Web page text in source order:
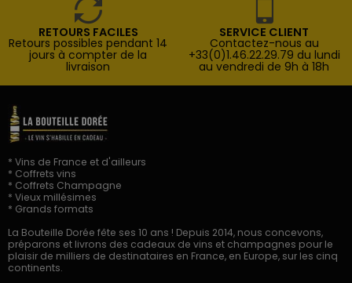
RETOURS FACILES
Retours possibles pendant 14
jours à compter de la
livraison
SERVICE CLIENT
Contactez-nous au
+33(0)1.46.22.29.79 du lundi
au vendredi de 9h à 18h
* Vins de France et d'ailleurs
* Coffrets vins
* Coffrets Champagne
* Vieux millésimes
* Grands formats
La Bouteille Dorée fête ses 10 ans ! Depuis 2014, nous concevons,
préparons et livrons des cadeaux de vins et champagnes pour le
plaisir de milliers de destinataires en France, en Europe, sur les cinq
continents.